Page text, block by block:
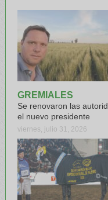
GREMIALES
Se renovaron las
el nuevo presidente
viernes, julio 31, 2026